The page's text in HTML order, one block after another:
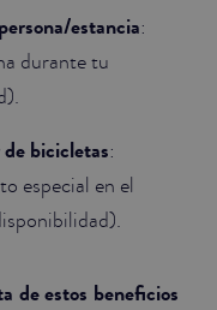
estancia:
durante tu
bicicletas:
especial en el
de estos beneficios